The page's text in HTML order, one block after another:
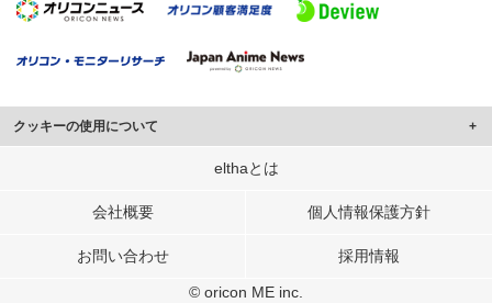
クッキーの使用について
このサイトでは Cookie を使用して、ユーザーに合わせたコンテンツや広告の
行っています。
メディアや広告配信、データ解析の各パートナーに提供しています。
elthaとは
会社概要 個人情報保護方針
お問い合わせ 採用情報
© oricon ME inc.